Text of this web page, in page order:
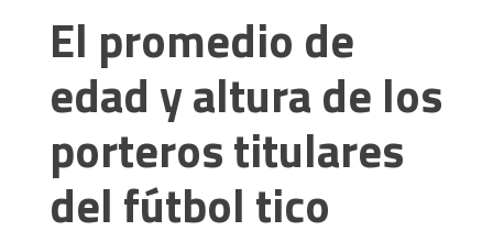
El promedio de
edad y altura de los
porteros titulares
del fútbol tico